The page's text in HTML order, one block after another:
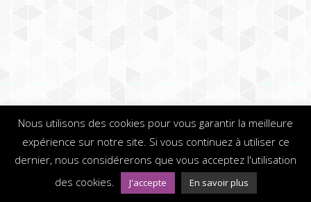
Nous utilisons des cookies pour vous garantir la meilleure
expérience sur notre site. Si vous continuez à utiliser ce
dernier, nous considérerons que vous acceptez l'utilisation
des cookies.
J'accepte En savoir plus